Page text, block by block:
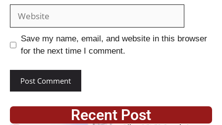
Save my name, email, and website in this browser
for the next time I comment.
Recent Post